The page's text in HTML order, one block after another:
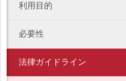
利用目的
必要性
法律ガイドライン